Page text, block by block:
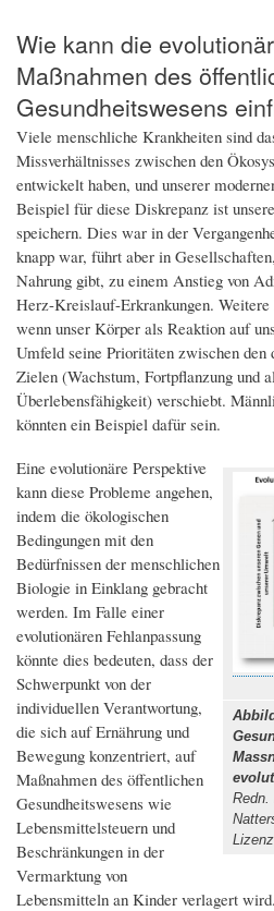
Wie kann die
Maßnahmen des
Gesundheitswesens
Viele menschliche Krankheiten sind
Missverhältnisses zwischen den
entwickelt haben, und unserer
Beispiel für diese Diskrepanz ist
speichern. Dies war in der
knapp war, führt aber in
Nahrung gibt, zu einem Anstieg von
Herz-Kreislauf-Erkrankungen. Weitere
wenn unser Körper als Reaktion auf
Umfeld seine Prioritäten zwischen
Zielen (Wachstum, Fortpflanzung und
Überlebensfähigkeit) verschiebt.
könnten ein Beispiel dafür sein.
Redn.
Eine evolutionäre Perspektive
kann diese Probleme angehen,
indem die ökologischen
Bedingungen mit den
Bedürfnissen der menschlichen
Biologie in Einklang gebracht
werden. Im Falle einer
evolutionären Fehlanpassung
könnte dies bedeuten, dass der
Schwerpunkt von der
individuellen Verantwortung,
die sich auf Ernährung und
Bewegung konzentriert, auf
Maßnahmen des öffentlichen
Gesundheitswesens wie
Lebensmittelsteuern und
Beschränkungen in der
Vermarktung von
Lebensmitteln an Kinder verlagert wird.